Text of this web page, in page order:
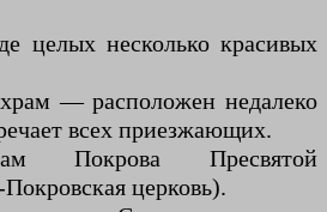
целых несколько красивых
— расположен недалеко
всех приезжающих.
Покрова Пресвятой
церковь).